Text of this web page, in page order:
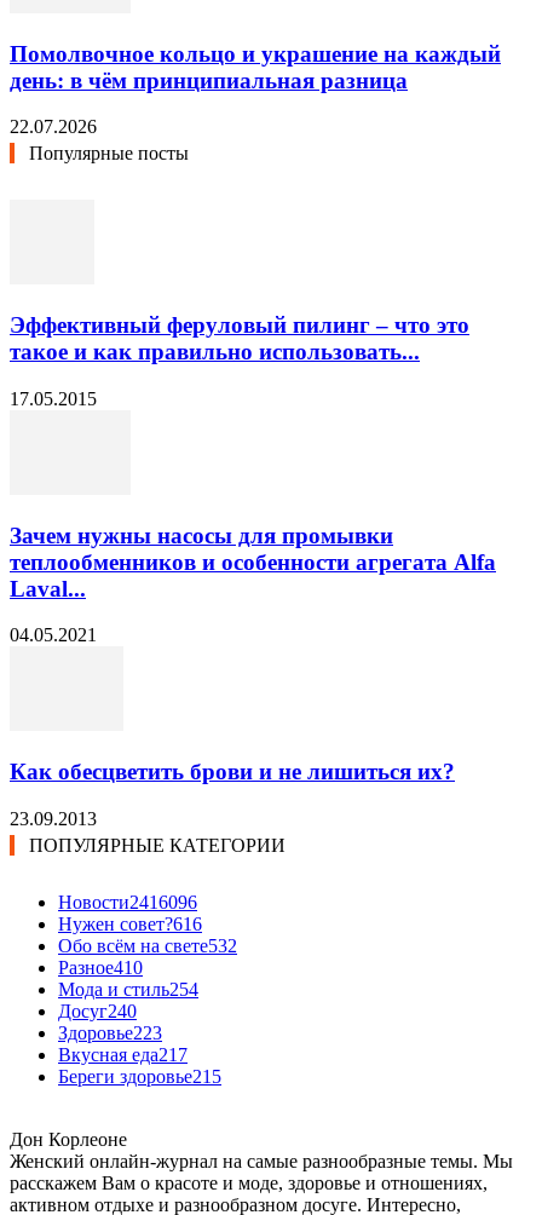
Помолвочное кольцо и украшение на каждый
день: в чём принципиальная разница
22.07.2026
Популярные посты
Эффективный феруловый пилинг – что это
такое и как правильно использовать...
17.05.2015
Зачем нужны насосы для промывки
теплообменников и особенности агрегата Alfa
Laval...
04.05.2021
Как обесцветить брови и не лишиться их?
23.09.2013
ПОПУЛЯРНЫЕ КАТЕГОРИИ
Новости2416096
Нужен совет?616
Обо всём на свете532
Разное410
Мода и стиль254
Досуг240
Здоровье223
Вкусная еда217
Береги здоровье215
Дон Корлеоне
Женский онлайн-журнал на самые разнообразные темы. Мы
расскажем Вам о красоте и моде, здоровье и отношениях,
активном отдыхе и разнообразном досуге. Интересно,